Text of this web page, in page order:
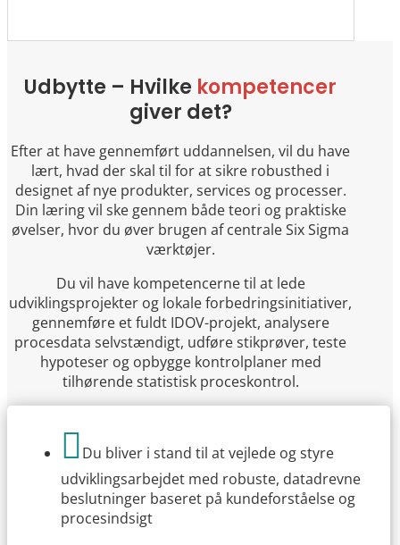
Udbytte – Hvilke kompetencer
giver det?
Efter at have gennemført uddannelsen, vil du have
lært, hvad der skal til for at sikre robusthed i
designet af nye produkter, services og processer.
Din læring vil ske gennem både teori og praktiske
øvelser, hvor du øver brugen af centrale Six Sigma
værktøjer.
Du vil have kompetencerne til at lede
udviklingsprojekter og lokale forbedringsinitiativer,
gennemføre et fuldt IDOV-projekt, analysere
procesdata selvstændigt, udføre stikprøver, teste
hypoteser og opbygge kontrolplaner med
tilhørende statistisk proceskontrol.
Du bliver i stand til at vejlede og styre
udviklingsarbejdet med robuste, datadrevne
beslutninger baseret på kundeforståelse og
procesindsigt